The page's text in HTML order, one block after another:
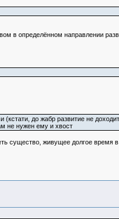
в определённом направлении
до жабр развитие не
не нужен ему и хвост
живущее долгое время